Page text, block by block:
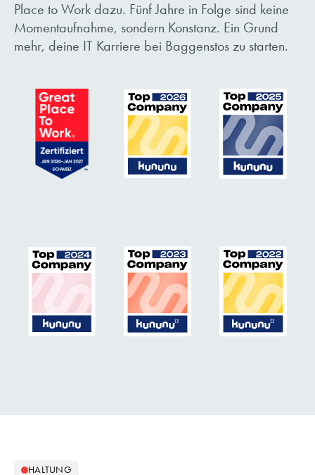
Place to Work dazu. Fünf Jahre in Folge sind keine
Momentaufnahme, sondern Konstanz. Ein Grund
mehr, deine IT Karriere bei Baggenstos zu starten.
HALTUNG